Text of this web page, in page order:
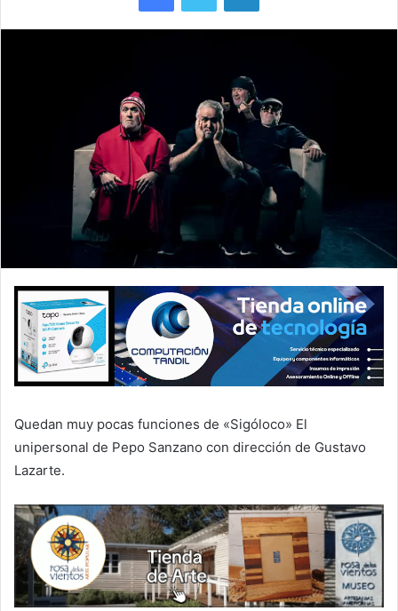
Quedan muy pocas funciones de «Sigóloco» El
unipersonal de Pepo Sanzano con dirección de Gustavo
Lazarte.